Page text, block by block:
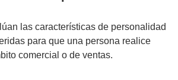
las características de personalidad
para que una persona realice
comercial o de ventas.